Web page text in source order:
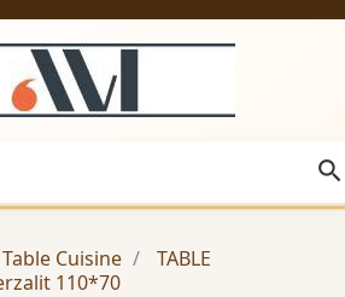
Table Cuisine
TABLE
110*70